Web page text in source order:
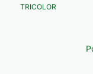
TRICOLOR